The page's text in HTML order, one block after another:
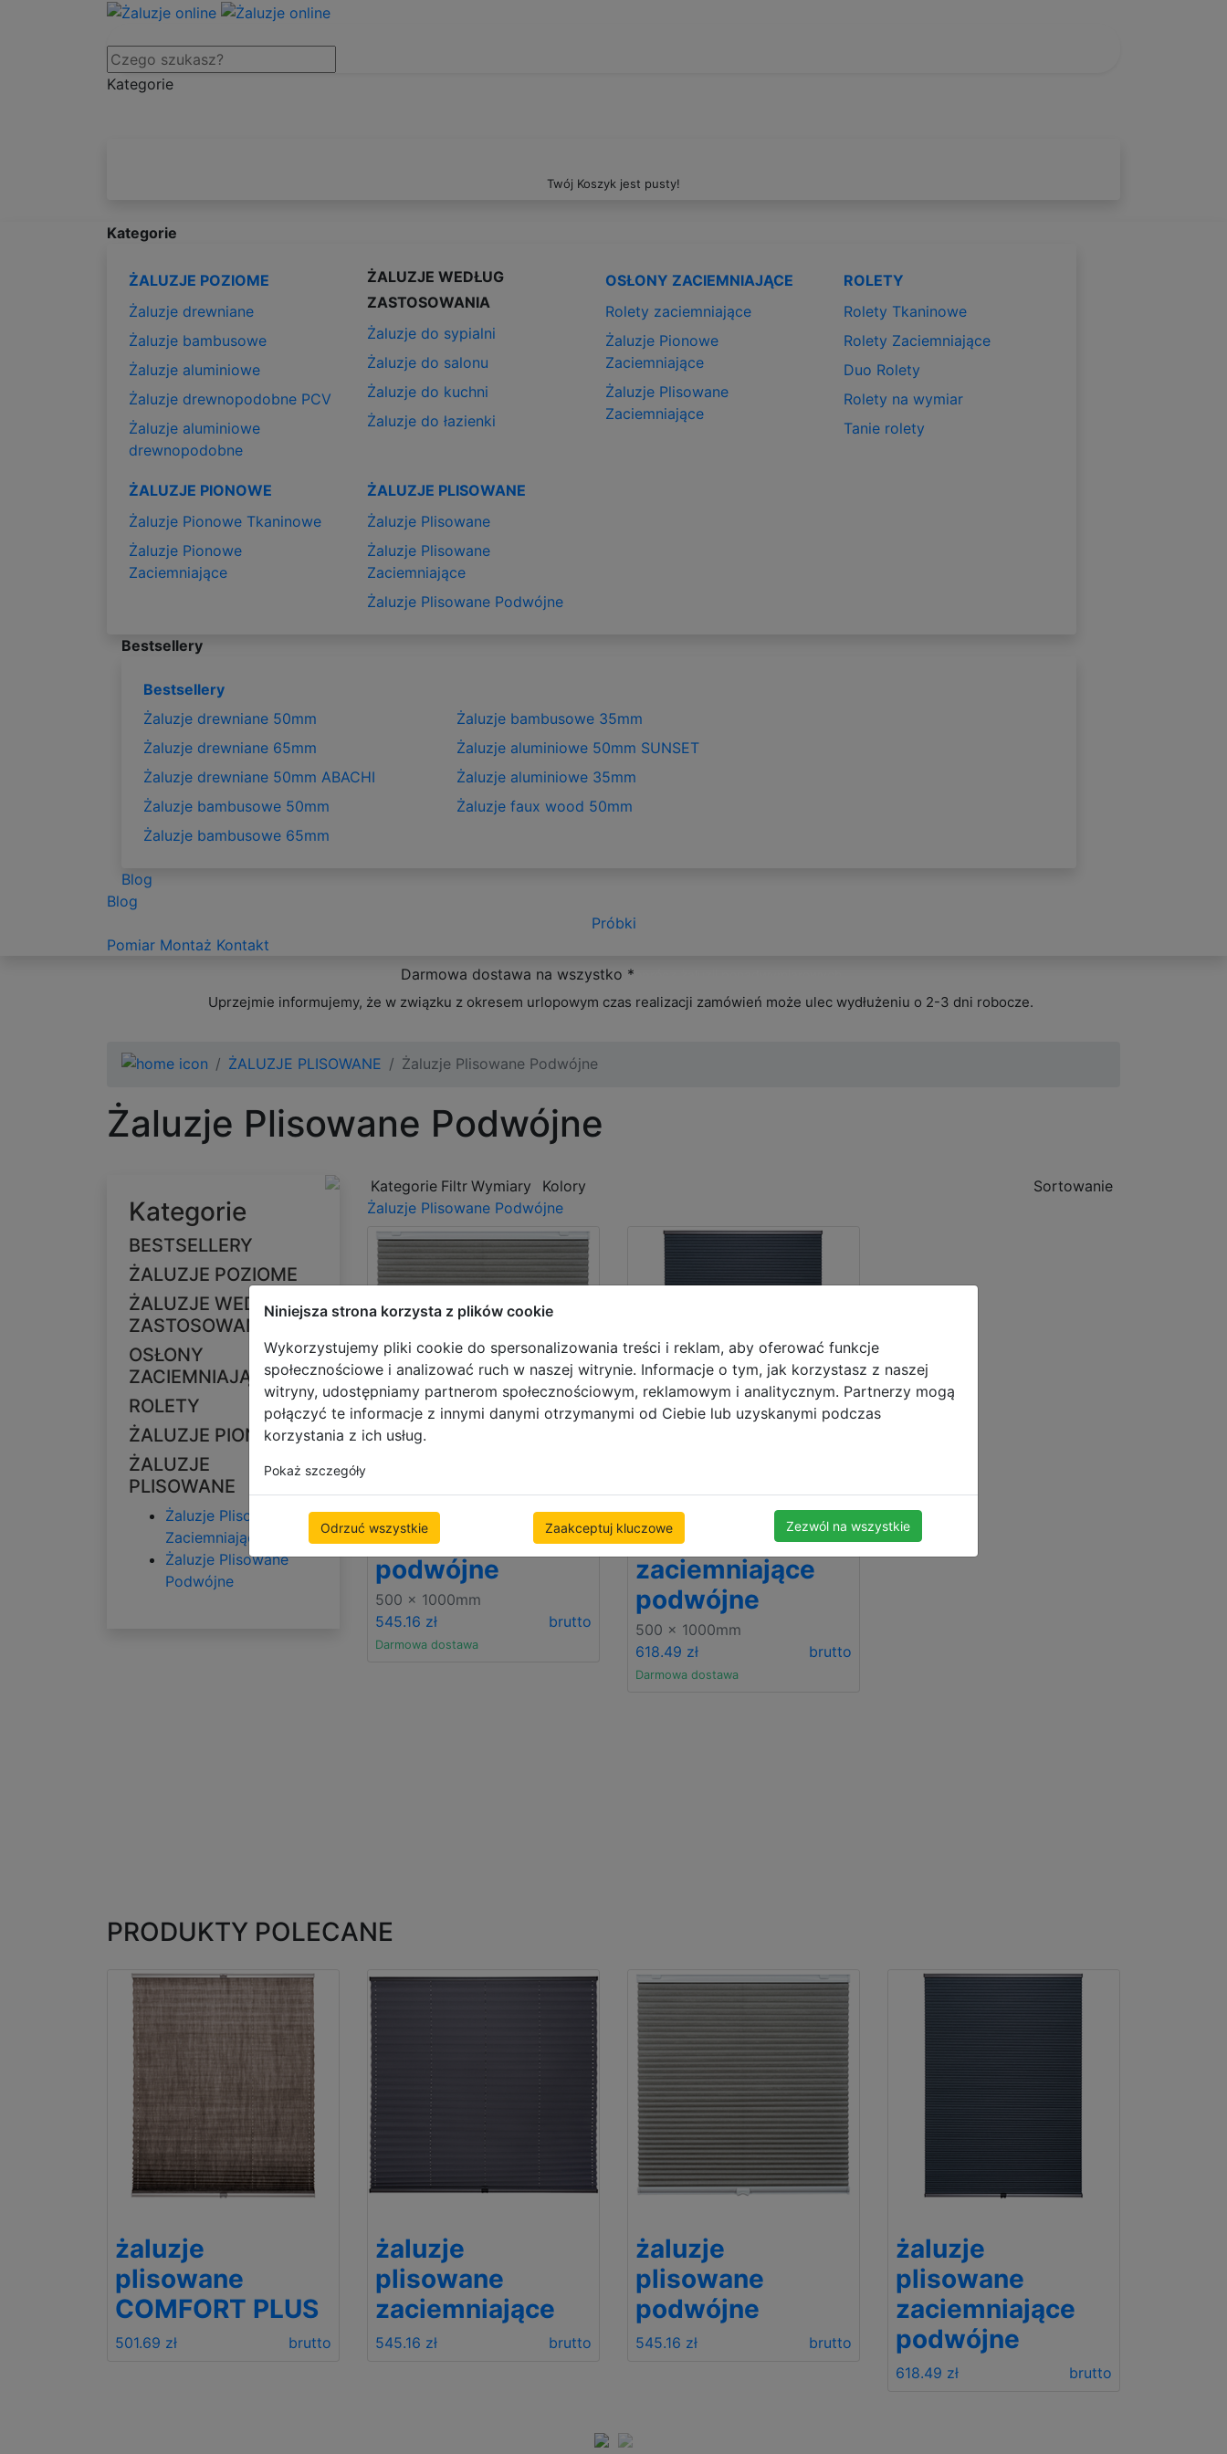
Niniejsza strona korzysta z plików cookie
Wykorzystujemy pliki cookie do spersonalizowania treści i reklam, aby oferować funkcje
społecznościowe i analizować ruch w naszej witrynie. Informacje o tym, jak korzystasz z naszej
witryny, udostępniamy partnerom społecznościowym, reklamowym i analitycznym. Partnerzy mogą
połączyć te informacje z innymi danymi otrzymanymi od Ciebie lub uzyskanymi podczas
korzystania z ich usług.
Pokaż szczegóły
Odrzuć wszystkie Zaakceptuj kluczowe Zezwól na wszystkie
Kategorie
Twój Koszyk jest pusty!
Kategorie
ŻALUZJE POZIOME
Żaluzje drewniane
Żaluzje bambusowe
Żaluzje aluminiowe
Żaluzje drewnopodobne PCV
Żaluzje aluminiowe
drewnopodobne
ŻALUZJE WEDŁUG
ZASTOSOWANIA
Żaluzje do sypialni
Żaluzje do salonu
Żaluzje do kuchni
Żaluzje do łazienki
OSŁONY ZACIEMNIAJĄCE
Rolety zaciemniające
Żaluzje Pionowe
Zaciemniające
Żaluzje Plisowane
Zaciemniające
ROLETY
Rolety Tkaninowe
Rolety Zaciemniające
Duo Rolety
Rolety na wymiar
Tanie rolety
ŻALUZJE PIONOWE
Żaluzje Pionowe Tkaninowe
Żaluzje Pionowe
Zaciemniające
ŻALUZJE PLISOWANE
Żaluzje Plisowane
Żaluzje Plisowane
Zaciemniające
Żaluzje Plisowane Podwójne
Bestsellery
Bestsellery
Żaluzje drewniane 50mm
Żaluzje drewniane 65mm
Żaluzje drewniane 50mm ABACHI
Żaluzje bambusowe 50mm
Żaluzje bambusowe 65mm
Żaluzje bambusowe 35mm
Żaluzje aluminiowe 50mm SUNSET
Żaluzje aluminiowe 35mm
Żaluzje faux wood 50mm
Blog
Blog
Próbki
Pomiar Montaż Kontakt
Darmowa dostawa na wszystko *
Uprzejmie informujemy, że w związku z okresem urlopowym czas realizacji zamówień może ulec wydłużeniu o 2-3 dni robocze.
ŻALUZJE PLISOWANE Żaluzje Plisowane Podwójne
Żaluzje Plisowane Podwójne
Kategorie
BESTSELLERY
ŻALUZJE POZIOME
ŻALUZJE WEDŁUG
ZASTOSOWANIA
OSŁONY
ZACIEMNIAJĄCE
ROLETY
ŻALUZJE PIONOWE
ŻALUZJE
PLISOWANE
Żaluzje Plisowane
Zaciemniające
Żaluzje Plisowane
Podwójne
Kategorie Filtr Wymiary Kolory
Sortowanie
Żaluzje Plisowane Podwójne
Żaluzje
plisowane
podwójne
500 x 1000mm
545.16 zł
brutto
Darmowa dostawa
Żaluzje
plisowane
zaciemniające
podwójne
500 x 1000mm
618.49 zł
brutto
Darmowa dostawa
PRODUKTY POLECANE
żaluzje
plisowane
COMFORT PLUS
501.69 zł brutto
żaluzje
plisowane
zaciemniające
545.16 zł brutto
żaluzje
plisowane
podwójne
545.16 zł brutto
żaluzje
plisowane
zaciemniające
podwójne
618.49 zł brutto